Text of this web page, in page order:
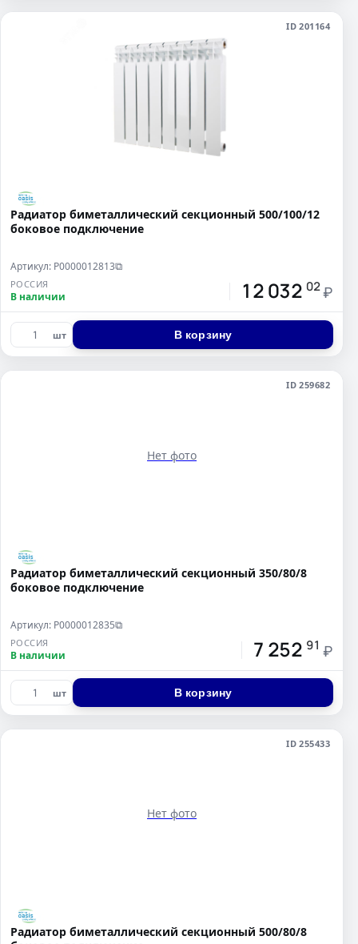
ID 201164
Радиатор биметаллический секционный 500/100/12
боковое подключение
Артикул: Р0000012813⧉
РОССИЯ
В наличии 12 032 02 ₽
шт В корзину
ID 259682
Нет фото
Радиатор биметаллический секционный 350/80/8
боковое подключение
Артикул: Р0000012835⧉
РОССИЯ
В наличии 7 252 91 ₽
шт В корзину
ID 255433
Нет фото
Радиатор биметаллический секционный 500/80/8